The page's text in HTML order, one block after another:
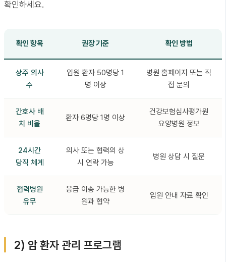
확인하세요.
확인 항목 권장 기준 확인 방법
상주 의사
수
입원 환자 50명당 1
명 이상
병원 홈페이지 또는 직
접 문의
간호사 배
치 비율
환자 6명당 1명 이상
건강보험심사평가원
요양병원 정보
24시간
당직 체계
의사 또는 협력의 상
시 연락 가능
병원 상담 시 질문
협력병원
유무
응급 이송 가능한 병
원과 협약
입원 안내 자료 확인
2) 암 환자 관리 프로그램